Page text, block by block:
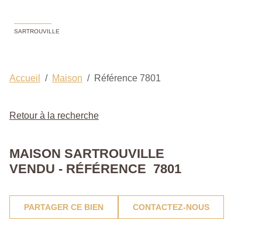
SARTROUVILLE
Accueil Maison Référence 7801
Retour à la recherche
MAISON SARTROUVILLE
VENDU - RÉFÉRENCE 7801
PARTAGER CE BIEN CONTACTEZ-NOUS